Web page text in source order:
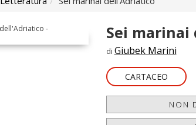
Sei
di Giubek Marini
CARTACEO
NON